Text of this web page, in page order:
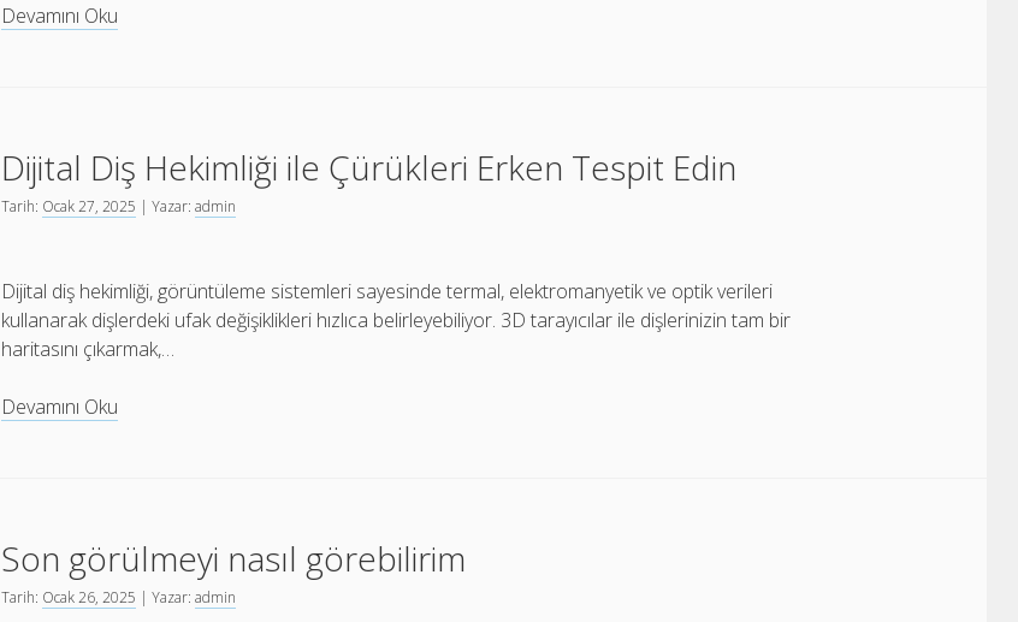
Devamını Oku
Bir
İletişim
Seçimi
Dijital Diş Hekimliği ile Çürükleri Erken Tespit Edin
Tarih: Ocak 27, 2025 | Yazar:admin
Dijital diş hekimliği, görüntüleme sistemleri sayesinde termal, elektromanyetik ve optik verileri
kullanarak dişlerdeki ufak değişiklikleri hızlıca belirleyebiliyor. 3D tarayıcılar ile dişlerinizin tam bir
haritasını çıkarmak,…
Devamını Oku
Erken
Tespit
Edin
Son görülmeyi nasıl görebilirim
Tarih: Ocak 26, 2025 | Yazar:admin